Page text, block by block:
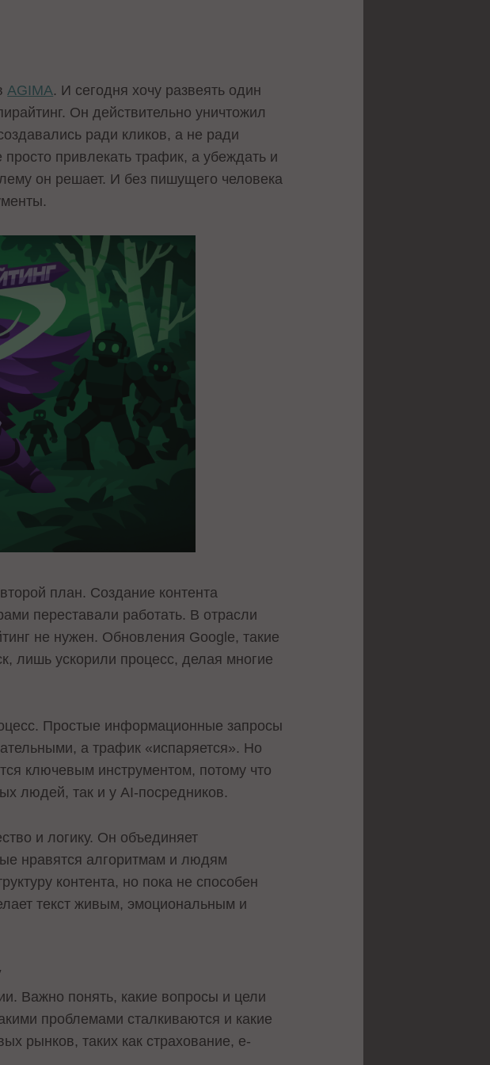
AGIMA. И сегодня хочу развеять один
Он действительно уничтожил
ради кликов, а не ради
привлекать трафик, а убеждать и
он решает. И без пишущего человека
план. Создание контента
переставали работать. В отрасли
не нужен. Обновления Google, такие
лишь ускорили процесс, делая многие
Простые информационные запросы
а трафик «испаряется». Но
ключевым инструментом, потому что
людей, так и у AI-посредников.
и логику. Он объединяет
нравятся алгоритмам и людям
контента, но пока не способен
текст живым, эмоциональным и
Важно понять, какие вопросы и цели
проблемами сталкиваются и какие
рынков, таких как страхование, e-